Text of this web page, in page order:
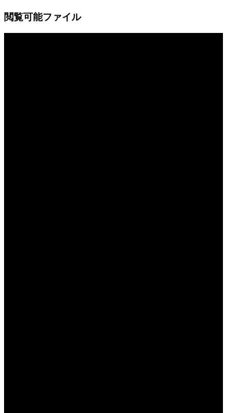
閲覧可能ファイル